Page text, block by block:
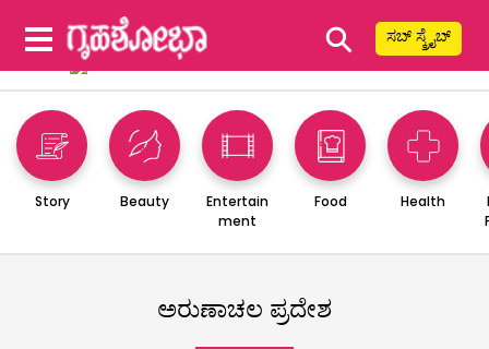
⚲ ಸಬ್ ಸ್ಕ್ರೈಬ್
Story Beauty
Entertain
ment
Food Health
ಅರುಣಾಚಲ ಪ್ರದೇಶ